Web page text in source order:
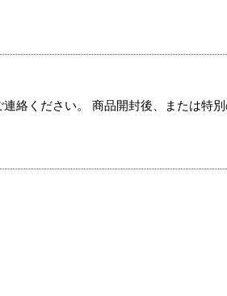
絡ください。 商品開封後、または特